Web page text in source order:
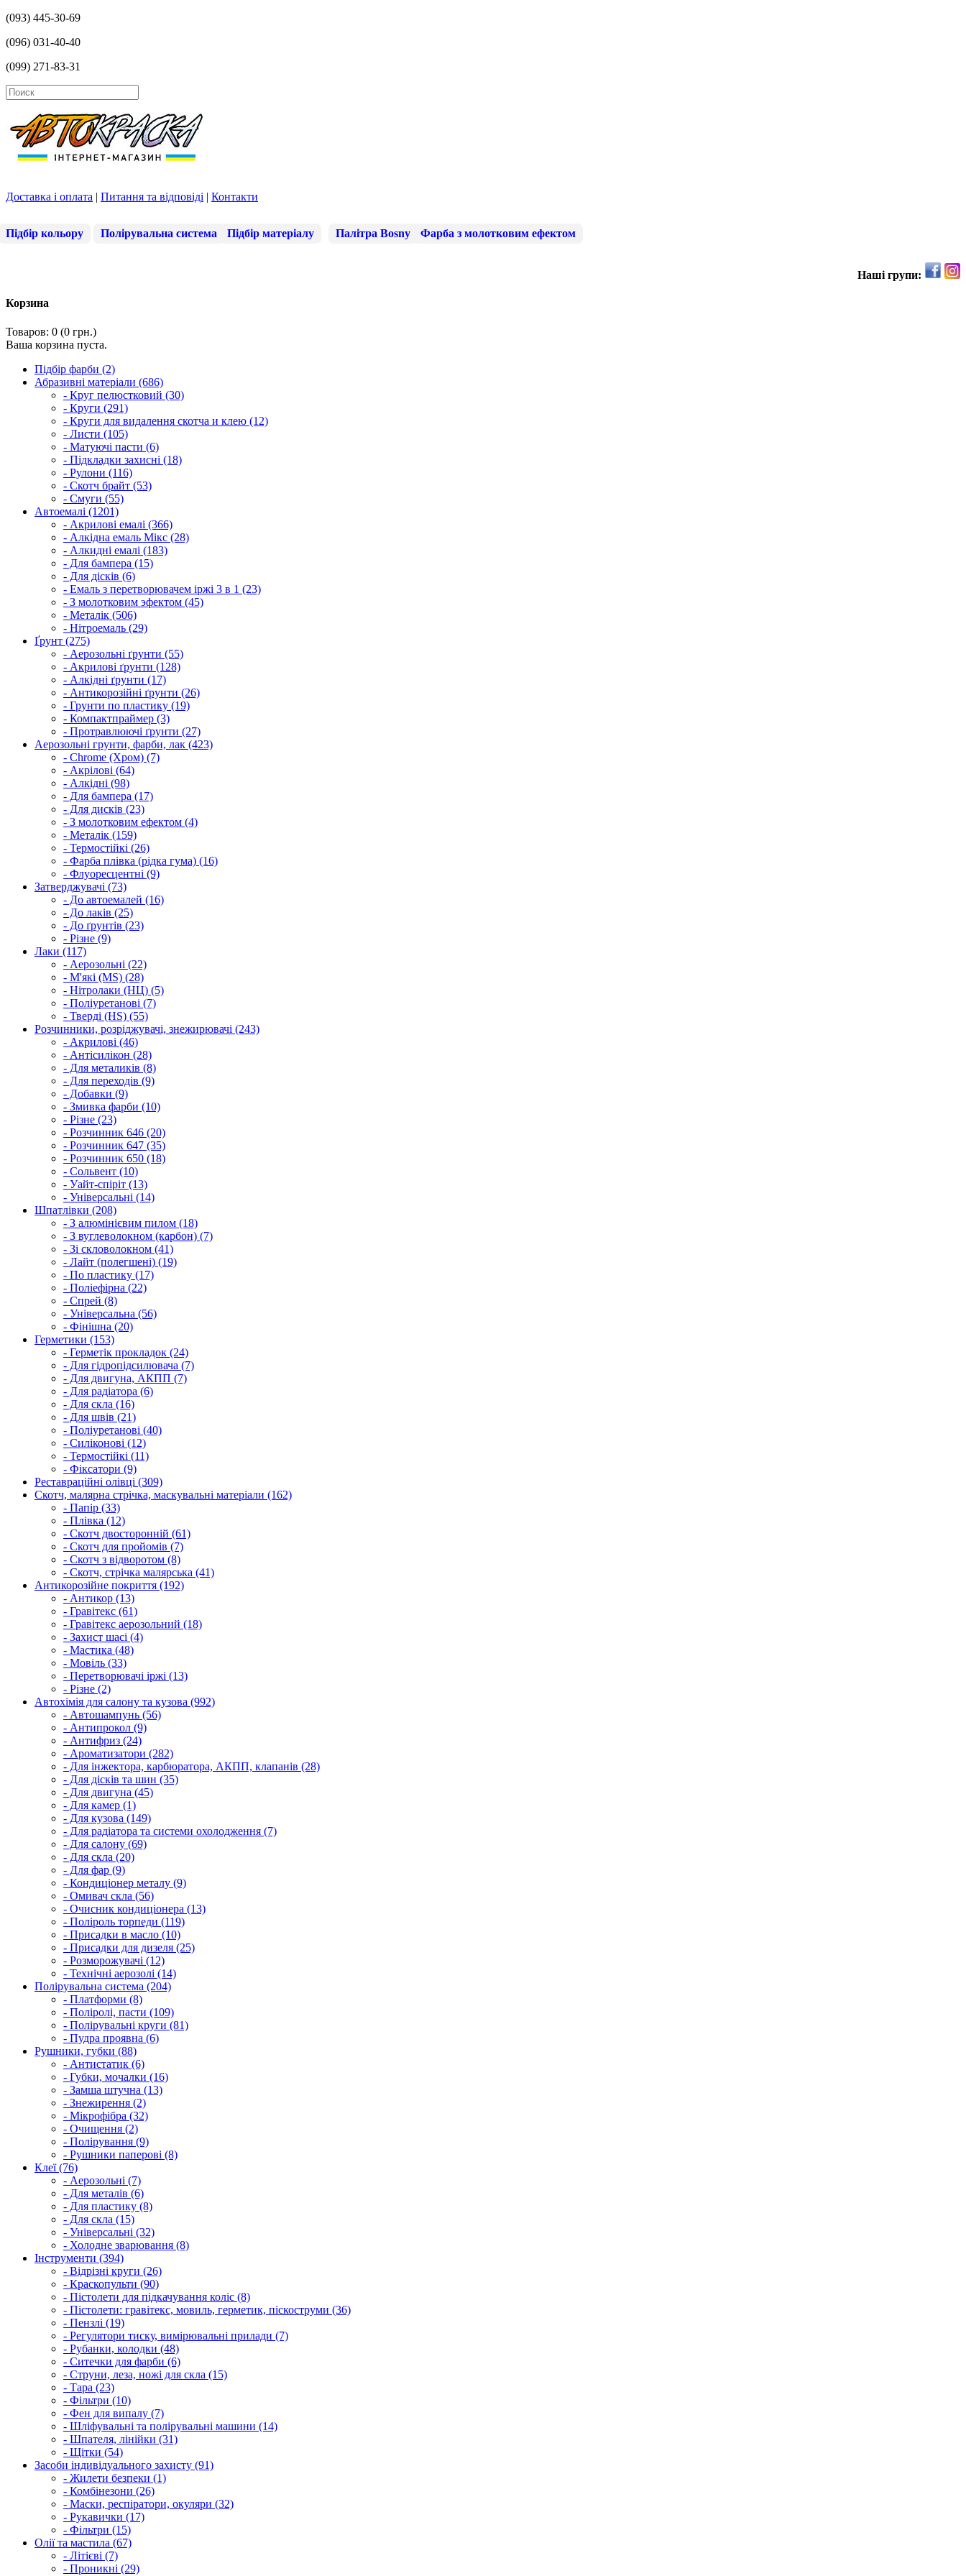
(093) 445-30-69
(096) 031-40-40
(099) 271-83-31
Доставка і оплата | Питання та відповіді | Контакти
Підбір кольору Полірувальна система Підбір матеріалу Палітра Bosny Фарба з молотковим ефектом
Наші групи:
Корзина
Товаров: 0 (0 грн.)
Ваша корзина пуста.
Підбір фарби (2)
Абразивні матеріали (686)
- Круг пелюстковий (30)
- Круги (291)
- Круги для видалення скотча и клею (12)
- Листи (105)
- Матуючі пасти (6)
- Підкладки захисні (18)
- Рулони (116)
- Скотч брайт (53)
- Смуги (55)
Автоемалі (1201)
- Акрилові емалі (366)
- Алкідна емаль Мікс (28)
- Алкидні емалі (183)
- Для бампера (15)
- Для дісків (6)
- Емаль з перетворювачем іржі 3 в 1 (23)
- З молотковим эфектом (45)
- Металік (506)
- Нітроемаль (29)
Ґрунт (275)
- Аерозольні ґрунти (55)
- Акрилові ґрунти (128)
- Алкідні ґрунти (17)
- Антикорозійні ґрунти (26)
- Грунти по пластику (19)
- Компактпраймер (3)
- Протравлюючі ґрунти (27)
Аерозольні грунти, фарби, лак (423)
- Chrome (Хром) (7)
- Акрілові (64)
- Алкідні (98)
- Для бампера (17)
- Для дисків (23)
- З молотковим ефектом (4)
- Металік (159)
- Термостійкі (26)
- Фарба плівка (рідка гума) (16)
- Флуоресцентні (9)
Затверджувачі (73)
- До автоемалей (16)
- До лаків (25)
- До ґрунтів (23)
- Різне (9)
Лаки (117)
- Аерозольні (22)
- М'які (MS) (28)
- Нітролаки (НЦ) (5)
- Поліуретанові (7)
- Тверді (HS) (55)
Розчинники, розріджувачі, знежирювачі (243)
- Акрилові (46)
- Антісилікон (28)
- Для металиків (8)
- Для переходів (9)
- Добавки (9)
- Змивка фарби (10)
- Різне (23)
- Розчинник 646 (20)
- Розчинник 647 (35)
- Розчинник 650 (18)
- Сольвент (10)
- Уайт-спіріт (13)
- Універсальні (14)
Шпатлівки (208)
- З алюмінієвим пилом (18)
- З вуглеволокном (карбон) (7)
- Зі скловолокном (41)
- Лайт (полегшені) (19)
- По пластику (17)
- Поліефірна (22)
- Спрей (8)
- Універсальна (56)
- Фінішна (20)
Герметики (153)
- Герметік прокладок (24)
- Для гідропідсилювача (7)
- Для двигуна, АКПП (7)
- Для радіатора (6)
- Для скла (16)
- Для швів (21)
- Поліуретанові (40)
- Силіконові (12)
- Термостійкі (11)
- Фіксатори (9)
Реставраційні олівці (309)
Скотч, малярна стрічка, маскувальні матеріали (162)
- Папір (33)
- Плівка (12)
- Скотч двосторонній (61)
- Скотч для пройомів (7)
- Скотч з відворотом (8)
- Скотч, стрічка малярська (41)
Антикорозійне покриття (192)
- Антикор (13)
- Гравітекс (61)
- Гравітекс аерозольний (18)
- Захист шасі (4)
- Мастика (48)
- Мовіль (33)
- Перетворювачі іржі (13)
- Різне (2)
Автохімія для салону та кузова (992)
- Автошампунь (56)
- Антипрокол (9)
- Антифриз (24)
- Ароматизатори (282)
- Для інжектора, карбюратора, АКПП, клапанів (28)
- Для дісків та шин (35)
- Для двигуна (45)
- Для камер (1)
- Для кузова (149)
- Для радіатора та системи охолодження (7)
- Для салону (69)
- Для скла (20)
- Для фар (9)
- Кондиціонер металу (9)
- Омивач скла (56)
- Очисник кондиціонера (13)
- Поліроль торпеди (119)
- Присадки в масло (10)
- Присадки для дизеля (25)
- Розморожувачі (12)
- Технічні аерозолі (14)
Полірувальна система (204)
- Платформи (8)
- Поліролі, пасти (109)
- Полірувальні круги (81)
- Пудра проявна (6)
Рушники, губки (88)
- Антистатик (6)
- Губки, мочалки (16)
- Замша штучна (13)
- Знежирення (2)
- Мікрофібра (32)
- Очищення (2)
- Полірування (9)
- Рушники паперові (8)
Клеї (76)
- Аерозольні (7)
- Для металів (6)
- Для пластику (8)
- Для скла (15)
- Універсальні (32)
- Холодне зварювання (8)
Інструменти (394)
- Відрізні круги (26)
- Краскопульти (90)
- Пістолети для підкачування коліс (8)
- Пістолети: гравітекс, мовиль, герметик, піскоструми (36)
- Пензлі (19)
- Регулятори тиску, вимірювальні прилади (7)
- Рубанки, колодки (48)
- Ситечки для фарби (6)
- Струни, леза, ножі для скла (15)
- Тара (23)
- Фільтри (10)
- Фен для випалу (7)
- Шліфувальні та полірувальні машини (14)
- Шпателя, лінійки (31)
- Щітки (54)
Засоби індивідуального захисту (91)
- Жилети безпеки (1)
- Комбінезони (26)
- Маски, респіратори, окуляри (32)
- Рукавички (17)
- Фільтри (15)
Олії та мастила (67)
- Літієві (7)
- Проникні (29)